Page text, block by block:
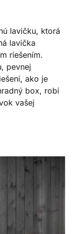
lavičku, ktorá
lavička
riešením.
pevnej
ako je
box, robí
vašej